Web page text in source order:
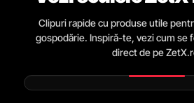
Clipuri rapide cu produse utile
gospodărie. Inspiră-te, vezi cum se
direct de pe